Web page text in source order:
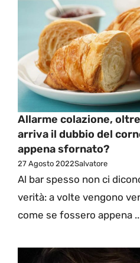
Allarme colazione,
arriva il dubbio del
appena sfornato?
27 Agosto 2022Salvatore
Al bar spesso non ci
verità: a volte vengono
come se fossero appena